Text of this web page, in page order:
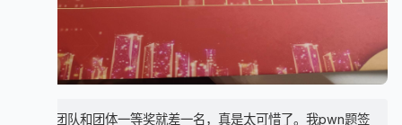
我们团队和团体一等奖就差一名，真是太可惜了。我pwn题签